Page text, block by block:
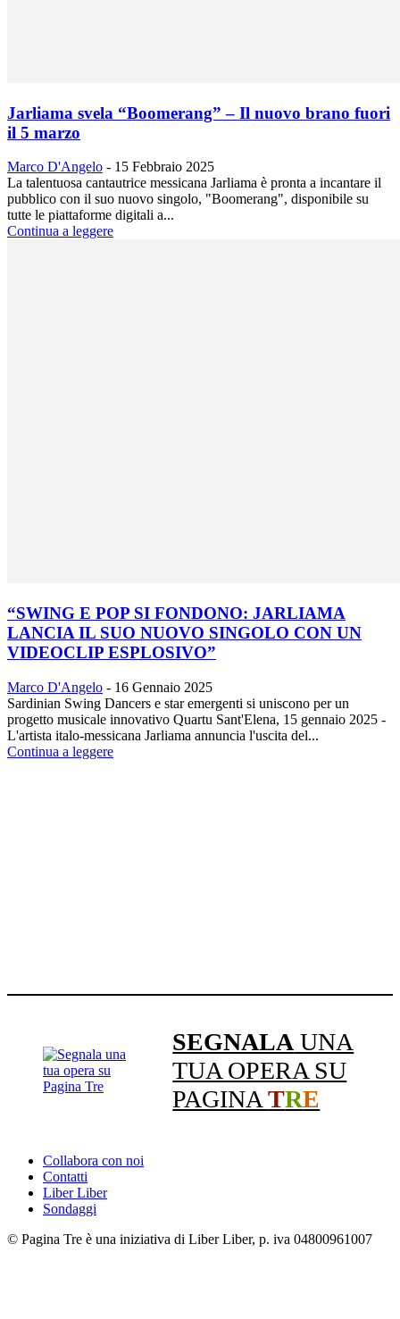
Jarliama svela “Boomerang” – Il nuovo brano fuori
il 5 marzo
Marco D'Angelo - 15 Febbraio 2025
La talentuosa cantautrice messicana Jarliama è pronta a incantare il
pubblico con il suo nuovo singolo, "Boomerang", disponibile su
tutte le piattaforme digitali a...
Continua a leggere
“SWING E POP SI FONDONO: JARLIAMA
LANCIA IL SUO NUOVO SINGOLO CON UN
VIDEOCLIP ESPLOSIVO”
Marco D'Angelo - 16 Gennaio 2025
Sardinian Swing Dancers e star emergenti si uniscono per un
progetto musicale innovativo Quartu Sant'Elena, 15 gennaio 2025 -
L'artista italo-messicana Jarliama annuncia l'uscita del...
Continua a leggere
SEGNALA UNA
TUA OPERA SU
PAGINATRE
Collabora con noi
Contatti
Liber Liber
Sondaggi
© Pagina Tre è una iniziativa di Liber Liber, p. iva 04800961007